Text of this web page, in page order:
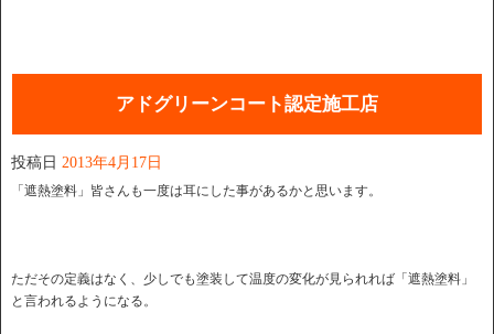
アドグリーンコート認定施工店
投稿日 2013年4月17日
「遮熱塗料」皆さんも一度は耳にした事があるかと思います。
ただその定義はなく、少しでも塗装して温度の変化が見られれば「遮熱塗料」
と言われるようになる。